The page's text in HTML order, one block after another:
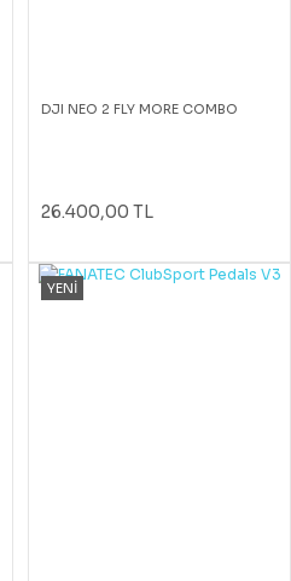
DJI NEO 2 FLY MORE COMBO
26.400,00 TL
YENİ